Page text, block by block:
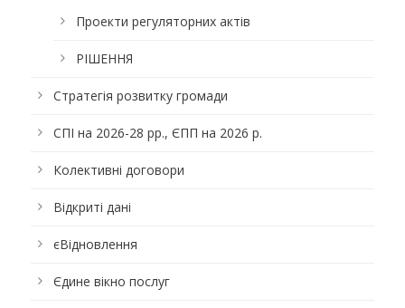
Проекти регуляторних актів
РІШЕННЯ
Стратегія розвитку громади
СПІ на 2026-28 рр., ЄПП на 2026 р.
Колективні договори
Відкриті дані
єВідновлення
Єдине вікно послуг